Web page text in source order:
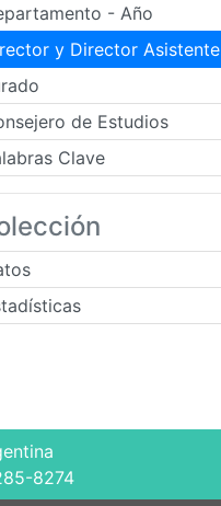
- Año
y Director Asistente
de Estudios
Clave
8274